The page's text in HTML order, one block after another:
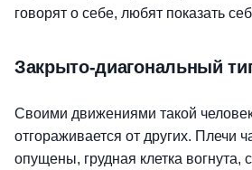
говорят о себе, любят показать
Закрыто-диагональный
Своими движениями такой
отгораживается от других. Плечи
опущены, грудная клетка вогнута,